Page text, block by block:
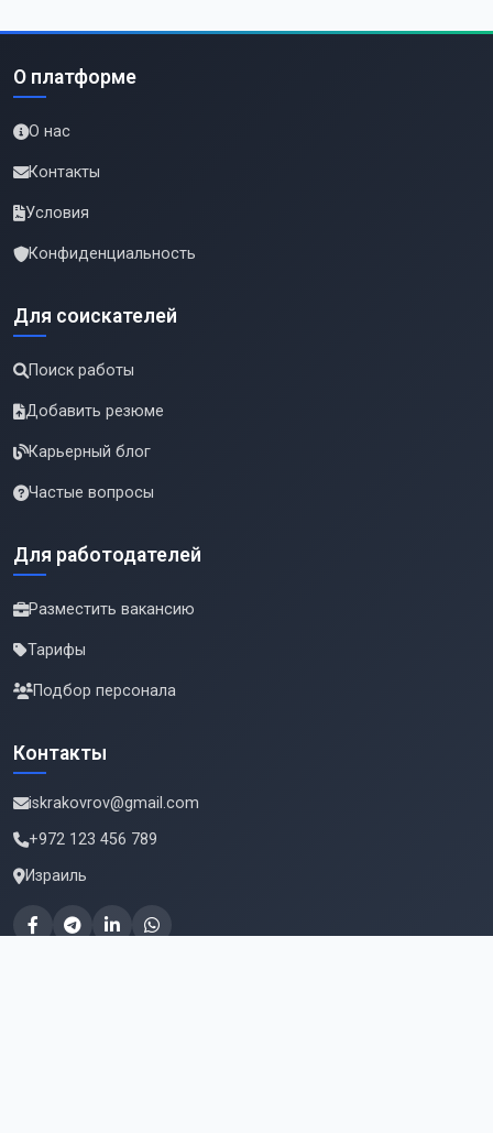
О платформе
О нас
Контакты
Условия
Конфиденциальность
Для соискателей
Поиск работы
Добавить резюме
Карьерный блог
Частые вопросы
Для работодателей
Разместить вакансию
Тарифы
Подбор персонала
Контакты
iskrakovrov@gmail.com
+972 123 456 789
Израиль